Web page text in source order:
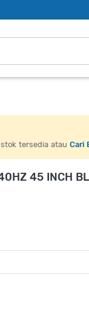
tersedia atauCari
45 INCH